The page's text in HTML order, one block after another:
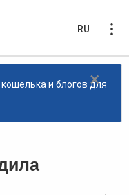
RU
×
и блогов для